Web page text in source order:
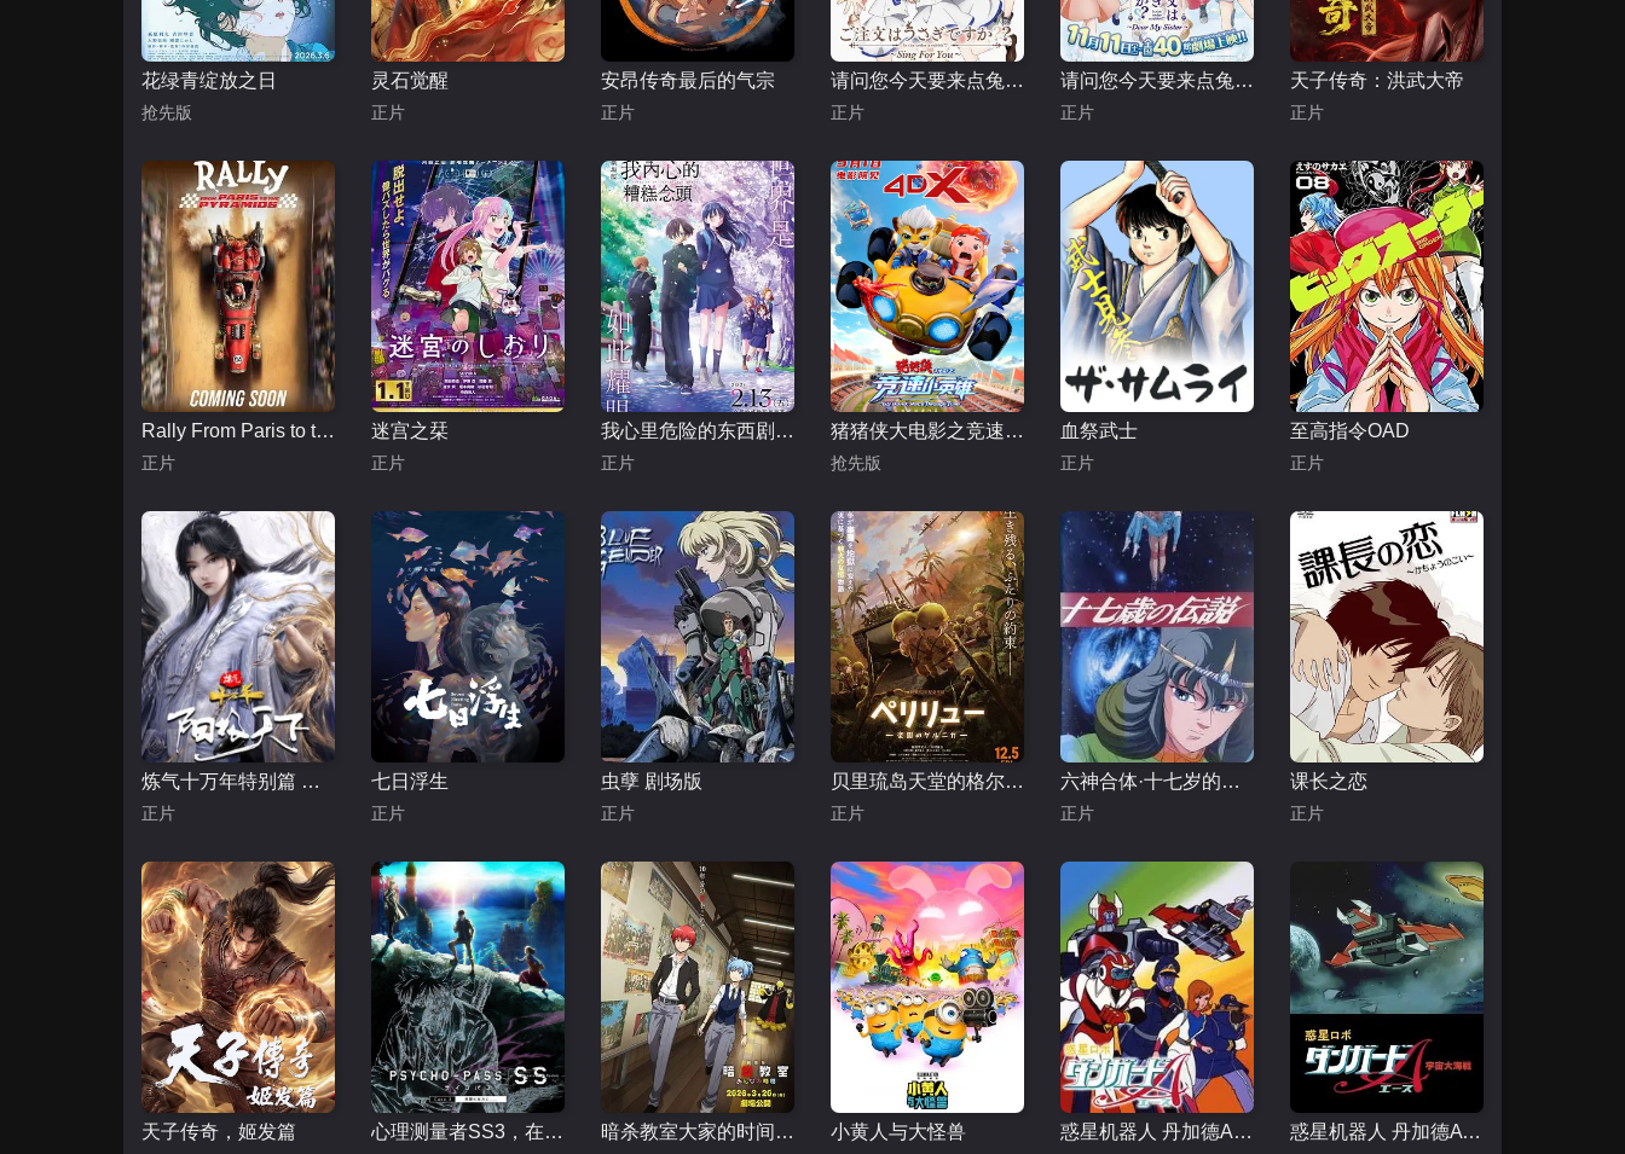
花绿青绽放之日
抢先版
灵石觉醒
正片
安昂传奇最后的气宗
正片
请问您今天要来点兔子吗 Sing for You
正片
请问您今天要来点兔子吗剧场版
正片
天子传奇：洪武大帝
正片
Rally From Paris to the Pyramids
正片
迷宫之栞
正片
我心里危险的东西剧场版劇場版
正片
猪猪侠大电影之竞速小英雄
抢先版
血祭武士
正片
至高指令OAD
正片
炼气十万年特别篇 阳极天下
正片
七日浮生
正片
虫孽 剧场版
正片
贝里琉岛天堂的格尔尼卡
正片
六神合体·十七岁的传说
正片
课长之恋
正片
天子传奇，姬发篇 心理测量者SS3，在恩怨的彼方 暗杀教室大家的时间剧场版 小黄人与大怪兽 惑星机器人 丹加德A-剧场版 惑星机器人 丹加德A 宇宙大海战-剧场版